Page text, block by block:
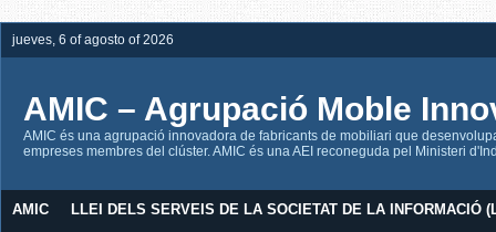
jueves, 6 of agosto of 2026
AMIC – Agrupació Moble
AMIC és una agrupació innovadora de fabricants de mobiliari que
empreses membres del clúster. AMIC és una AEI reconeguda pel Ministeri
AMIC LLEI DELS SERVEIS DE LA SOCIETAT DE LA INFORMACIÓ